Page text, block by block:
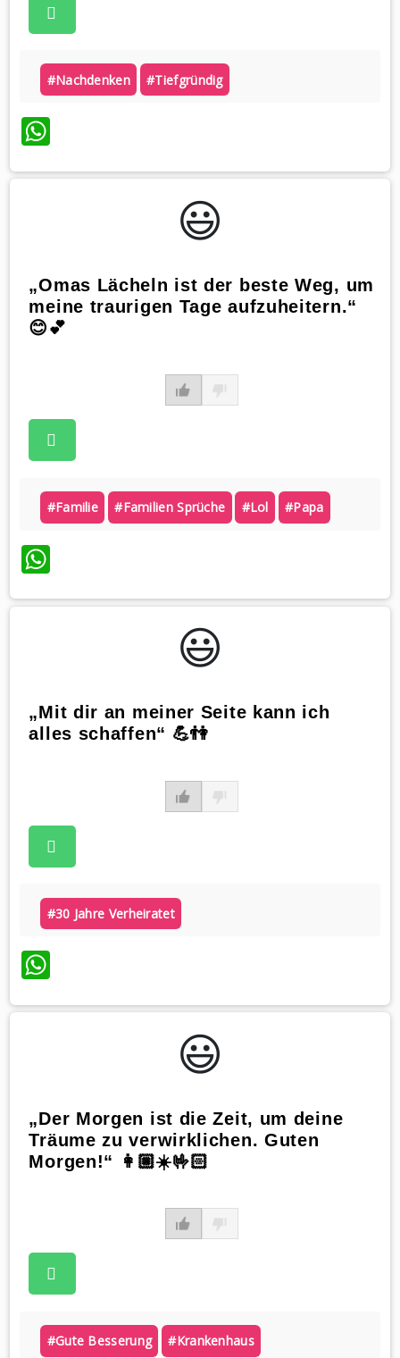
#nachdenken #tiefgründig
WhatsApp
😃️
„Omas Lächeln ist der beste Weg, um
meine traurigen Tage aufzuheitern.“
😊💕
#familie #familien Sprüche #lol #papa
WhatsApp
😃️
„Mit dir an meiner Seite kann ich
alles schaffen“ 💪👫
#30 Jahre Verheiratet
WhatsApp
😃️
„Der Morgen ist die Zeit, um deine
Träume zu verwirklichen. Guten
Morgen!“ 👩🏼☀️🤟🏻
#gute Besserung #krankenhaus